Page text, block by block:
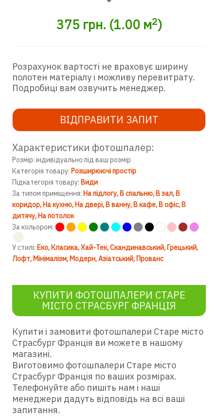
375 грн. (1.00м2)
Розрахунок вартості не враховує ширину
полотен матеріалу і можливу перевитрату.
Подробиці вам озвучить менеджер.
ВІДПРАВИТИ ЗАПИТ
Характеристики фотошпалер:
Розмір: індивідуально під ваш розмір
Категорія товару: Розширюючі простір
Підкатегорія товару: Види
За типом приміщення: На підлогу В спальню В зал В
коридор На кухню На двері В ванну В кафе В офіс В
дитячу На потолок
За кольором:
У стилі: Еко Класика Хай-Тек Скандинавський Грецький
Лофт Мінімалізм Модерн Азіатський Прованс
КУПИТИ ФОТОШПАЛЕРИ СТАРЕ
МІСТО СТРАСБУРГ ФРАНЦІЯ
Купити і замовити фотошпалери Старе місто
Страсбург Франція ви можете в нашому
магазині.
Виготовимо фотошпалери Старе місто
Страсбург Франція по ваших розмірах.
Телефонуйте або пишіть нам і наші
менеджери дадуть відповідь на всі ваші
запитання.